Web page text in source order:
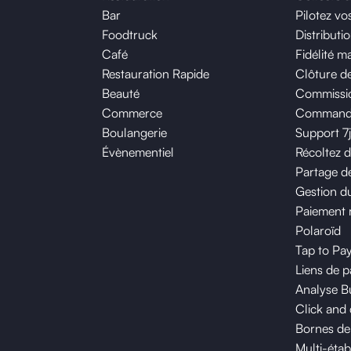
client, lorsqu’ils sont
pas exonérés.
Bar
Foodtruck
Café
Restauration Rapide
Beauté
Commerce
Boulangerie
Évènementiel
Pilotez
Fidélité
Clôture
Support
Récoltez
Partage
Gestion
Paiement
Polaroïd
Tap to
Liens de
Analyse
Click and
Bornes
Multi-